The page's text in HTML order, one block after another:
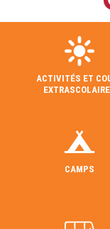
ACTIVITÉS ET
CAMPS